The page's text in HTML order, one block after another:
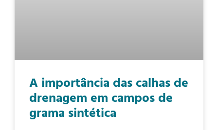
A importância das calhas de
drenagem em campos de
grama sintética